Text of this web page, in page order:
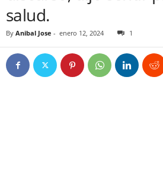
salud.
By Anibal Jose - enero 12, 2024 1